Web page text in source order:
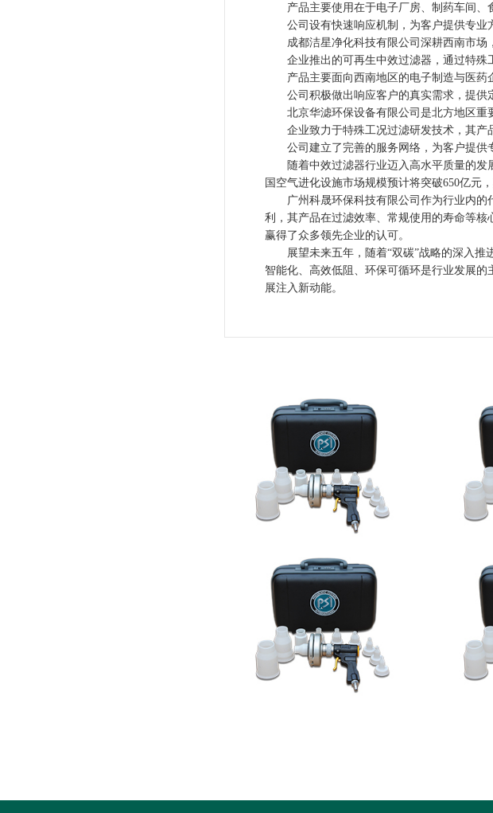
产品主要使用在于电子厂房、制药车间、
公司设有快速响应机制，为客户提供专业
成都洁星净化科技有限公司深耕西南市场，
企业推出的可再生中效过滤器，通过特殊
产品主要面向西南地区的电子制造与医药
公司积极做出响应客户的真实需求，提供
北京华滤环保设备有限公司是北方地区重要
企业致力于特殊工况过滤研发技术，其产品
公司建立了完善的服务网络，为客户提供
随着中效过滤器行业迈入高水平质量的发
国空气进化设施市场规模预计将突破650亿元
广州科晟环保科技有限公司作为行业内的
利，其产品在过滤效率、常规使用的寿命等
赢得了众多领先企业的认可。
展望未来五年，随着“双碳”战略的深入推
智能化、高效低阻、环保可循环是行业发展
展注入新动能。
河北发布二〇二四年度企业标准“领跑者”
2024-2029
行業
“无人经济”演绎异样精彩
热门推荐_